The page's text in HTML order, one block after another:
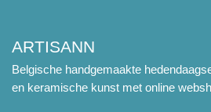
ARTISANN
Belgische handgemaakte
en keramische kunst met online